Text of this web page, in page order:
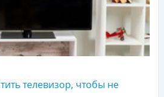
телевизор, чтобы не